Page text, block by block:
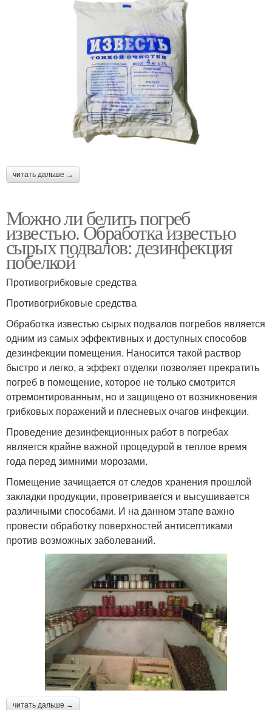
читать дальше →
Можно ли белить погреб
известью. Обработка известью
сырых подвалов: дезинфекция
побелкой
Противогрибковые средства
Противогрибковые средства
Обработка известью сырых подвалов погребов является
одним из самых эффективных и доступных способов
дезинфекции помещения. Наносится такой раствор
быстро и легко, а эффект отделки позволяет прекратить
погреб в помещение, которое не только смотрится
отремонтированным, но и защищено от возникновения
грибковых поражений и плесневых очагов инфекции.
Проведение дезинфекционных работ в погребах
является крайне важной процедурой в теплое время
года перед зимними морозами.
Помещение зачищается от следов хранения прошлой
закладки продукции, проветривается и высушивается
различными способами. И на данном этапе важно
провести обработку поверхностей антисептиками
против возможных заболеваний.
читать дальше →